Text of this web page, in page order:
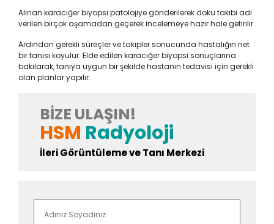
BIZE ULAŞIN!
HSM Radyoloji
İleri Görüntüleme ve Tanı Merkezi
Alınan karaciğer biyopsi patolojiye gönderilerek doku takibi adı
verilen birçok aşamadan geçerek incelemeye hazır hale getirilir.
Ardından gerekli süreçler ve takipler sonucunda hastalığın net
bir tanısı koyulur. Elde edilen karaciğer biyopsi sonuçlarına
bakılarak, tanıya uygun bir şekilde hastanın tedavisi için gerekli
olan planlar yapılır.